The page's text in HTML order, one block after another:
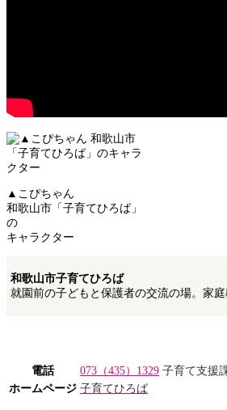
▲こぴちゃん
和歌山市「子育てひろば」
の
キャラクター
和歌山市子育てひろば
就園前の子どもと保護者の交流の場。家
電話 073（435）1329 子育て支援
ホームページ 子育てひろば